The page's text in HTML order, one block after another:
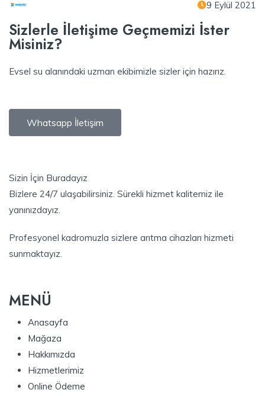
9 Eylül 2021
Sizlerle İletişime Geçmemizi İster
Misiniz?
Evsel su alanındaki uzman ekibimizle sizler için hazırız.
Whatsapp İletişim
Sizin İçin Buradayız
Bizlere 24/7 ulaşabilirsiniz. Sürekli hizmet kalitemiz ile
yanınızdayız.
Profesyonel kadromuzla sizlere arıtma cihazları hizmeti
sunmaktayız.
MENÜ
Anasayfa
Mağaza
Hakkımızda
Hizmetlerimiz
Online Ödeme